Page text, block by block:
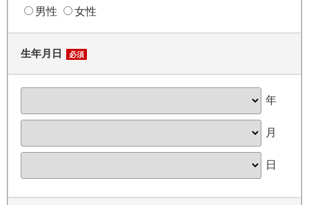
男性 女性
生年月日 必須
年
月
日